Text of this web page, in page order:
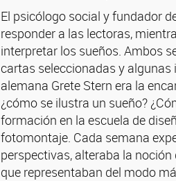
El psicólogo social y fundador
responder a las lectoras,
interpretar los sueños. Ambos
cartas seleccionadas y
alemana Grete Stern era la
¿cómo se ilustra un sueño?
formación en la escuela de
fotomontaje. Cada semana
perspectivas, alteraba la
que representaban del modo